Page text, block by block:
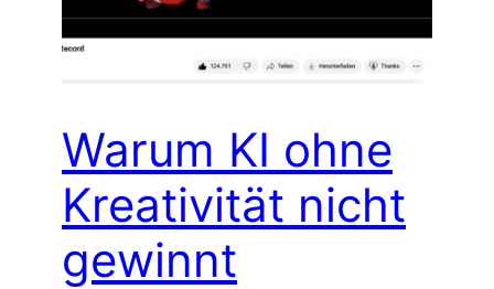
Warum KI ohne
Kreativität nicht
gewinnt